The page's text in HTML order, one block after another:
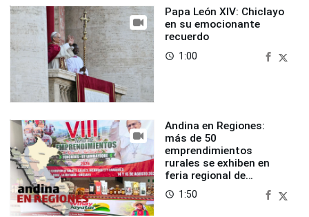
Papa León XIV: Chiclayo
en su emocionante
recuerdo
access_time 1:00
Andina en Regiones:
más de 50
emprendimientos
rurales se exhiben en
feria regional de
Foncodes
access_time 1:50